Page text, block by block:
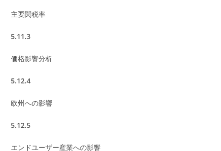
主要関税率
5.11.3
価格影響分析
5.12.4
欧州への影響
5.12.5
エンドユーザー産業への影響